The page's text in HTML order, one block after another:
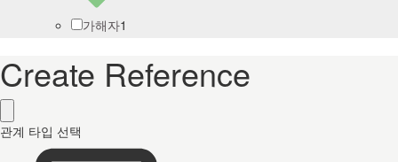
가해자1
Create Reference
관계 타입 선택